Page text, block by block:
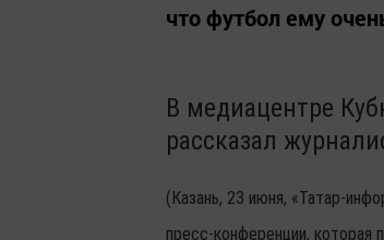
что футбол ему
В медиацентре
рассказал
(Казань, 23 июня, «Татар-
пресс-конференции,